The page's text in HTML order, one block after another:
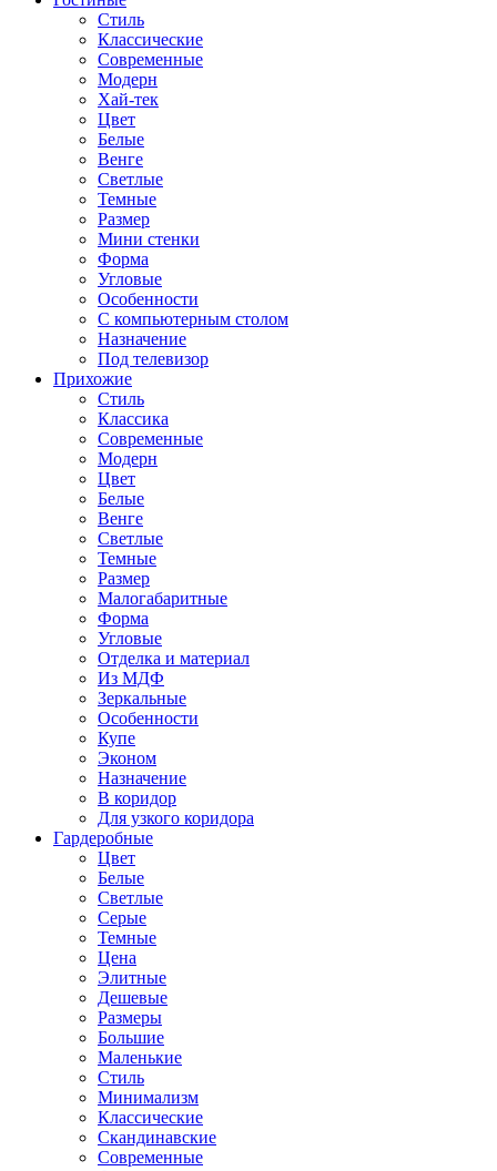
Стиль
Классические
Современные
Модерн
Хай-тек
Цвет
Белые
Венге
Светлые
Темные
Размер
Мини стенки
Форма
Угловые
Особенности
С компьютерным столом
Назначение
Под телевизор
Прихожие
Стиль
Классика
Современные
Модерн
Цвет
Белые
Венге
Светлые
Темные
Размер
Малогабаритные
Форма
Угловые
Отделка и материал
Из МДФ
Зеркальные
Особенности
Купе
Эконом
Назначение
В коридор
Для узкого коридора
Гардеробные
Цвет
Белые
Светлые
Серые
Темные
Цена
Элитные
Дешевые
Размеры
Большие
Маленькие
Стиль
Минимализм
Классические
Скандинавские
Современные